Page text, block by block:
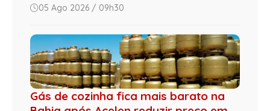
05 Ago 2026 / 09h30
Gás de cozinha fica mais barato na